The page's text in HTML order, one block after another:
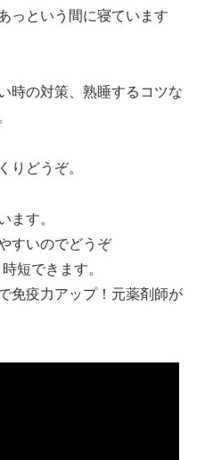
っという間に寝ています
時の対策、熟睡するコツな
りどうぞ。
ます。
すいのでどうぞ
短できます。
免疫力アップ！元薬剤師が